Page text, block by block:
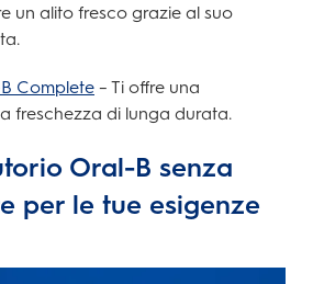
un alito fresco grazie al suo
Complete – Ti offre una
freschezza di lunga durata.
Oral-B senza
per le tue esigenze